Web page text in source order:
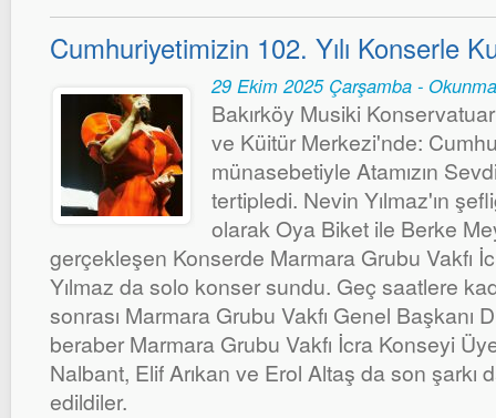
Cumhuriyetimizin 102. Yılı Konserle
29 Ekim 2025 Çarşamba -
Bakırköy Musiki
ve Küitür Merkezi'nde:
münasebetiyle Atamızın
tertipledi. Nevin Yılmaz'ın
olarak Oya Biket ile Berke
gerçekleşen Konserde Marmara Grubu Vakfı
Yılmaz da solo konser sundu. Geç saatlere
sonrası Marmara Grubu Vakfı Genel Başkanı
beraber Marmara Grubu Vakfı İcra Konseyi
Nalbant, Elif Arıkan ve Erol Altaş da son
edildiler.